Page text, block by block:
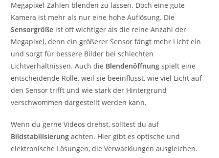
Megapixel-Zahlen blenden zu lassen. Doch eine gute
Kamera ist mehr als nur eine hohe Auflösung. Die
Sensorgröße ist oft wichtiger als die reine Anzahl der
Megapixel, denn ein größerer Sensor fängt mehr Licht ein
und sorgt für bessere Bilder bei schlechten
Lichtverhältnissen. Auch die Blendenöffnung spielt eine
entscheidende Rolle, weil sie beeinflusst, wie viel Licht auf
den Sensor trifft und wie stark der Hintergrund
verschwommen dargestellt werden kann.
Wenn du gerne Videos drehst, solltest du auf
Bildstabilisierung achten. Hier gibt es optische und
elektronische Lösungen, die Verwacklungen ausgleichen.